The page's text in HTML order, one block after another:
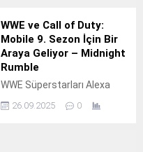
WWE ve Call of Duty:
Mobile 9. Sezon İçin Bir
Araya Geliyor – Midnight
Rumble
WWE Süperstarları Alexa
Duty®: Mobile'a 9.
26.09.2025 0